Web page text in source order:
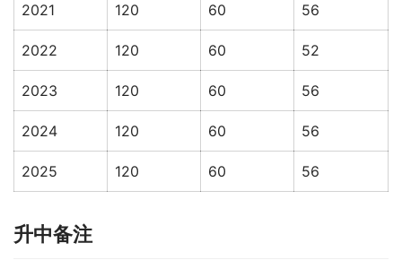
2021 120 60 56
2022 120 60 52
2023 120 60 56
2024 120 60 56
2025 120 60 56
升中备注